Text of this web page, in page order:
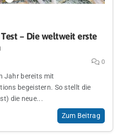
– Die weltweit erste
0
Jahr bereits mit
begeistern. So stellt die
die neue...
Zum Beitrag